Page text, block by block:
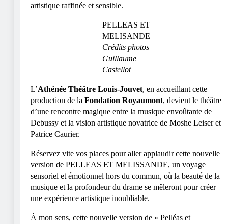
artistique raffinée et sensible.
PELLEAS ET
MELISANDE
Crédits photos
Guillaume
Castellot
L’Athénée Théâtre Louis-Jouvet, en accueillant cette
production de la Fondation Royaumont, devient le théâtre
d’une rencontre magique entre la musique envoûtante de
Debussy et la vision artistique novatrice de Moshe Leiser et
Patrice Caurier.
Réservez vite vos places pour aller applaudir cette nouvelle
version de PELLEAS ET MELISSANDE, un voyage
sensoriel et émotionnel hors du commun, où la beauté de la
musique et la profondeur du drame se mêleront pour créer
une expérience artistique inoubliable.
À mon sens, cette nouvelle version de « Pelléas et